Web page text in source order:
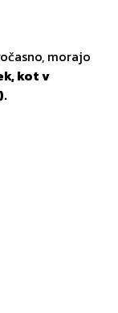
morajo
kot v